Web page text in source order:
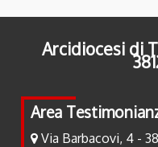
Arcidiocesi di
Area
Via Barbacovi, 4 -